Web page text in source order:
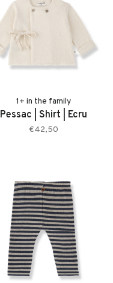
1+ in the family
Pessac | Shirt | Ecru
€42,50